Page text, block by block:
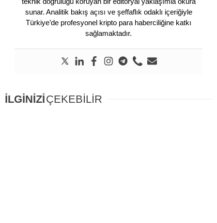
sunar. Analitik bakış açısı ve şeffaflık odaklı içeriğiyle
Türkiye’de profesyonel kripto para haberciliğine katkı
sağlamaktadır.
İLGİNİZİÇEKEBİLİR